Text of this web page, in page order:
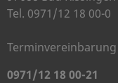
Tel. 0971/12 18 00-0
Terminvereinbarung
0971/12 18 00-21